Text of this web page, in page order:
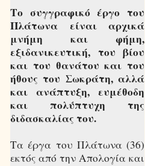
Το συγγραφικό έργο του
Πλάτωνα είναι αρχικά
μνήμη και φήμη,
εξιδανικευτική, του βίου
και του θανάτου και του
ήθους του Σωκράτη, αλλά
και ανάπτυξη, ευμέθοδη
και πολύπτυχη της
διδασκαλίας του.
Τα έργα του Πλάτωνα (36)
εκτός από την Απολογία και